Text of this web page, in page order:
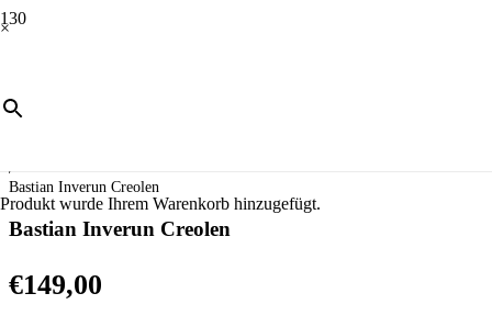
×
Produkt wurde Ihrem Warenkorb hinzugefügt.
Ohrschmuck
/
Bastian Inverun Creolen
Bastian Inverun Creolen
€149,00